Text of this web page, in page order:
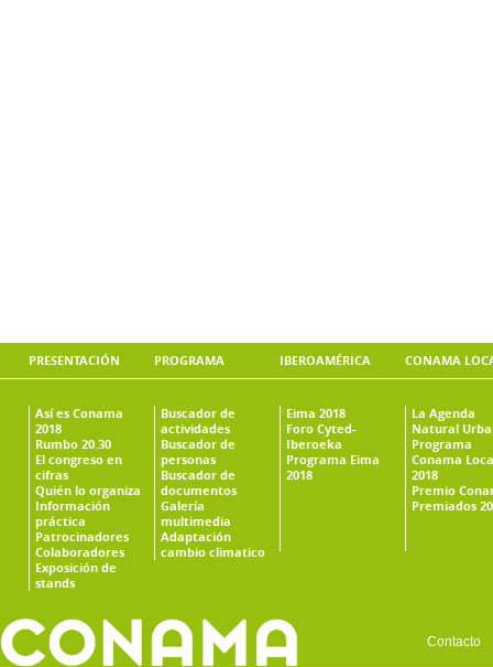
PRESENTACIÓN
Así es Conama
2018
Rumbo 20.30
El congreso en
cifras
Quién lo organiza
Información
práctica
Patrocinadores
Colaboradores
Exposición de
stands
PROGRAMA
Buscador de
actividades
Buscador de
personas
Buscador de
documentos
Galería
multimedia
Adaptación
cambio climatico
IBEROAMÉRICA
Eima 2018
Foro Cyted-
Iberoeka
Programa Eima
2018
CONAMA
La Agenda
Natural
Programa
Conama
2018
Premio
Premiados
Contacto